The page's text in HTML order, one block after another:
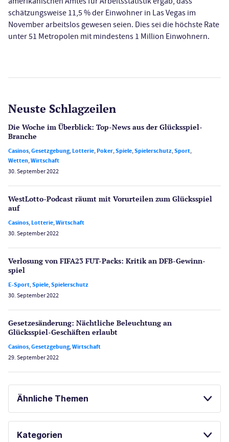
schätzungsweise 11,5 % der Einwohner in Las Vegas im
November arbeitslos gewesen seien. Dies sei die höchste Rate
unter 51 Metropolen mit mindestens 1 Million Einwohnern.
Neuste Schlagzeilen
Die Woche im Überblick: Top-News aus der Glücksspiel-
Branche
Casinos,Gesetzgebung,Lotterie,Poker,Spiele,Spielerschutz,Sport,
Wetten,Wirtschaft
30. September 2022
WestLotto-Podcast räumt mit Vorurteilen zum Glücksspiel
auf
Casinos,Lotterie,Wirtschaft
30. September 2022
Verlosung von FIFA23 FUT-Packs: Kritik an DFB-Gewinn­
spiel
E-Sport,Spiele,Spielerschutz
30. September 2022
Gesetzes­änderung: Nächtliche Beleuch­tung an
Glücksspiel-Geschäften erlaubt
Casinos,Gesetzgebung,Wirtschaft
29. September 2022
Ähnliche Themen
LAS VEGAS GUIDE
Kategorien